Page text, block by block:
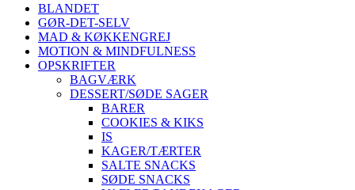
BLANDET
GØR-DET-SELV
MAD & KØKKENGREJ
MOTION & MINDFULNESS
OPSKRIFTER
BAGVÆRK
DESSERT/SØDE SAGER
BARER
COOKIES & KIKS
IS
KAGER/TÆRTER
SALTE SNACKS
SØDE SNACKS